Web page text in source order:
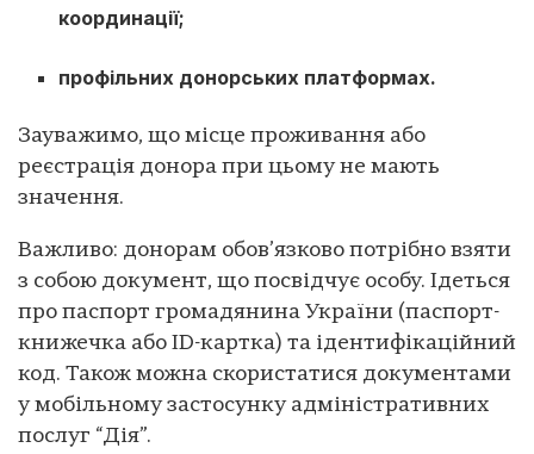
координації;
профільних донорських платформах.
Зауважимо, що місце проживання або
реєстрація донора при цьому не мають
значення.
Важливо: донорам обов’язково потрібно взяти
з собою документ, що посвідчує особу. Ідеться
про паспорт громадянина України (паспорт-
книжечка або ID-картка) та ідентифікаційний
код. Також можна скористатися документами
у мобільному застосунку адміністративних
послуг “Дія”.